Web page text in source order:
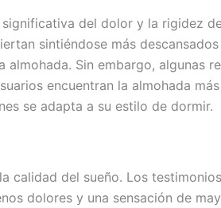
del dolor y la rigidez
sintiéndose más
Sin embargo, algunas
encuentran la almohada
se adapta a su estilo de dormir.
calidad del sueño. Los
dolores y una sensación de